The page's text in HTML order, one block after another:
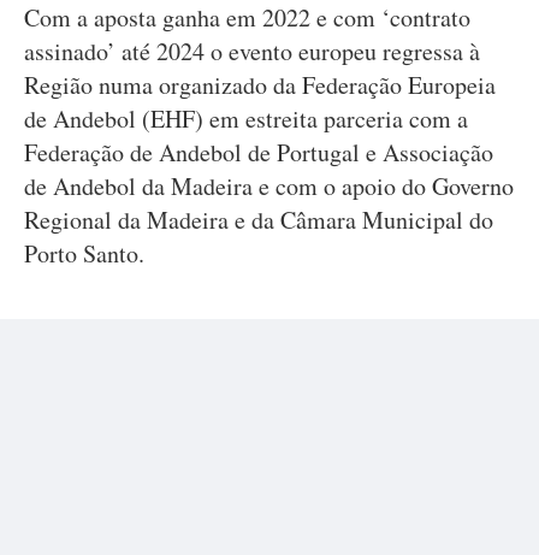
Com a aposta ganha em 2022 e com ‘contrato
assinado’ até 2024 o evento europeu regressa à
Região numa organizado da Federação Europeia
de Andebol (EHF) em estreita parceria com a
Federação de Andebol de Portugal e Associação
de Andebol da Madeira e com o apoio do Governo
Regional da Madeira e da Câmara Municipal do
Porto Santo.